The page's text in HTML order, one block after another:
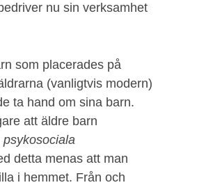
nu sin verksamhet
som placerades på
(vanligtvis modern)
ta hand om sina barn.
att äldre barn
psykosociala
detta menas att man
i hemmet. Från och